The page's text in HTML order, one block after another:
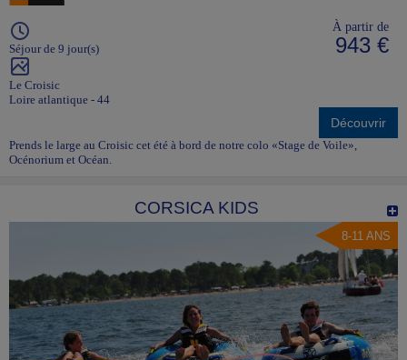
Séjour de 9 jour(s)
Le Croisic
Loire atlantique - 44
À partir de
943 €
Découvrir
Prends le large au Croisic cet été à bord de notre colo «Stage de Voile»,
Océnorium et Océan.
CORSICA KIDS
8-11 ANS